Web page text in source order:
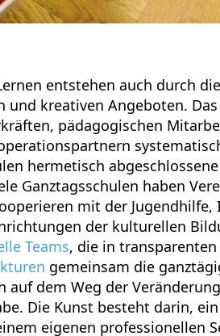
entstehen auch durch
und kreativen Angeboten.
pädagogischen
hermetisch
Ganztagsschulen haben
mit der
der kulturellen
Teams, die in
gemeinsam die
auf dem Weg der
Die Kunst besteht darin,
eigenen professionellen